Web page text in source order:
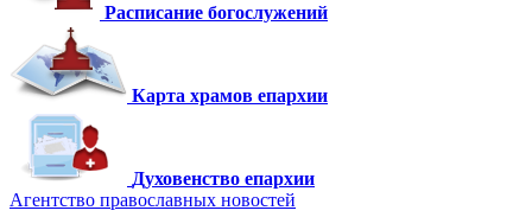
Расписание богослужений
Карта храмов епархии
Духовенство епархии
Агентство православных новостей